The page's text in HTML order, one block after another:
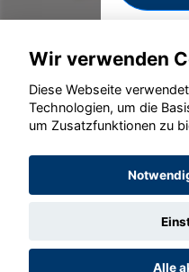
©
Wir verwenden
Diese Webseite
Technologien, um die
um Zusatzfunktionen zu
Alle